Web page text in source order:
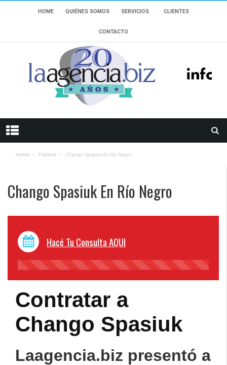
HOME QUIÉNES SOMOS SERVICIOS CLIENTES
CONTACTO
Home Folclore Chango Spasiuk En Río Negro
Chango Spasiuk En Río Negro
Hacé Tu Consulta AQUI
45%
Contratar a
Chango Spasiuk
Laagencia.biz presentó a